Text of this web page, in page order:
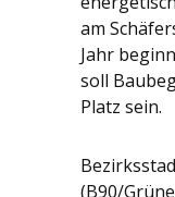
am
Jahr
soll
Platz sein.
(B90/